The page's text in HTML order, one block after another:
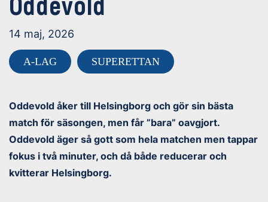
14 maj, 2026
A-LAG SUPERETTAN
Oddevold åker till Helsingborg och gör sin bästa
match för säsongen, men får ”bara” oavgjort.
Oddevold äger så gott som hela matchen men tappar
fokus i två minuter, och då både reducerar och
kvitterar Helsingborg.